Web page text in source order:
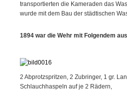
transportierten die Kameraden das
wurde mit dem Bau der städtischen
1894 war die Wehr mit Folgendem
2 Abprotzspritzen, 2 Zubringer, 1 gr.
Schlauchhaspeln auf je 2 Rädern,